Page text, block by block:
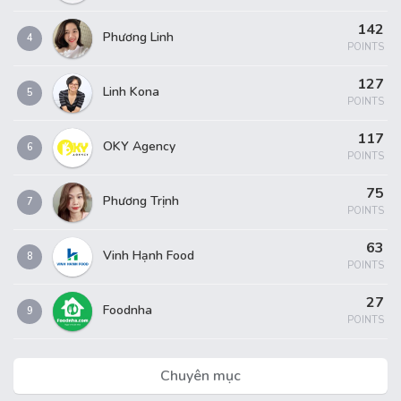
4 Phương Linh 142
POINTS
5 Linh Kona 127
POINTS
6 OKY Agency 117
POINTS
7 Phương Trịnh 75
POINTS
8 Vinh Hạnh Food 63
POINTS
9 Foodnha 27
POINTS
Chuyên mục